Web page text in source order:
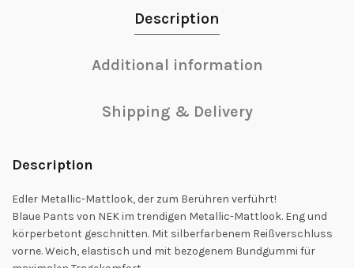
Description
Additional information
Shipping & Delivery
Description
Edler Metallic-Mattlook, der zum Berühren verführt!
Blaue Pants von NEK im trendigen Metallic-Mattlook. Eng und
körperbetont geschnitten. Mit silberfarbenem Reißverschluss
vorne. Weich, elastisch und mit bezogenem Bundgummi für